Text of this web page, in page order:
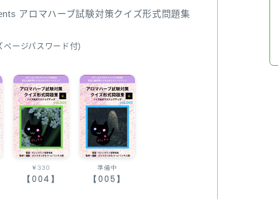
アロマハーブ試験対策クイズ形式問題集
ページパスワード付)
￥330
【004】
準備中
【005】